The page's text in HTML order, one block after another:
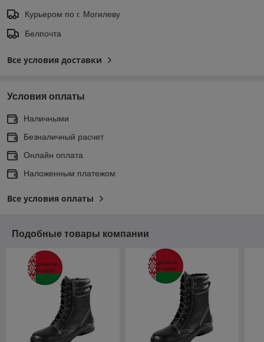
Курьером по г. Могилеву
Белпочта
Все условия доставки
Условия оплаты
Наличными
Безналичный расчет
Онлайн оплата
Наложенным платежом
Все условия оплаты
Подобные товары компании